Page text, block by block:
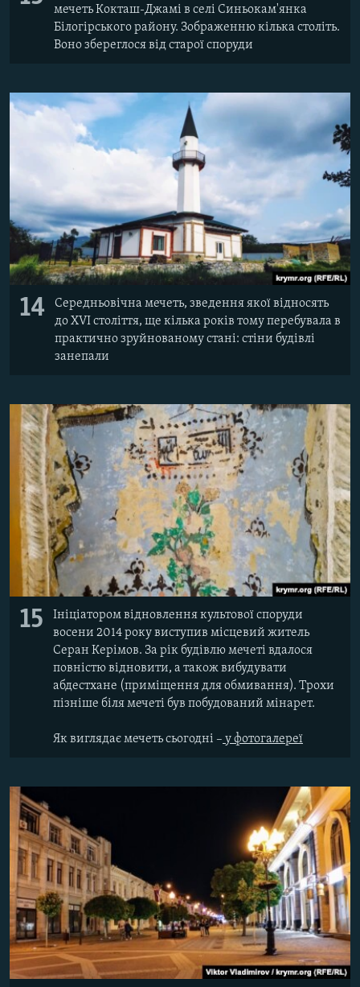
мечеть Кокташ-Джамі в селі Синьокам'янка
Білогірського району. Зображенню кілька століть.
Воно збереглося від старої споруди
14
Середньовічна мечеть, зведення якої відносять
до XVI століття, ще кілька років тому перебувала в
практично зруйнованому стані: стіни будівлі
занепали
15
Ініціатором відновлення культової споруди
восени 2014 року виступив місцевий житель
Серан Керімов. За рік будівлю мечеті вдалося
повністю відновити, а також вибудувати
абдестхане (приміщення для обмивання). Трохи
пізніше біля мечеті був побудований мінарет.
Як виглядає мечеть сьогодні – у фотогалереї